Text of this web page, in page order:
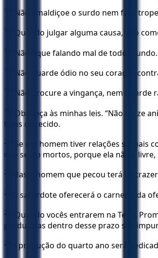
14 “Não amaldiçoe o surdo nem faça
15 “Quando julgar alguma causa, não
16 “Não fique falando mal de todo mundo.
17 “Não guarde ódio no seu coração
18 “Não procure a vingança, nem
19
“Obedeça às minhas leis. “Não cruze
tipos de tecido.
20
“Se um homem tiver relações
não serão mortos, porque ela não é livre,
21 Mas o homem que pecou terá de
22 O sacerdote oferecerá o carneiro da
23
“Quando vocês entrarem na Terra
produzidas dentro desse prazo são
24 A produção do quarto ano será